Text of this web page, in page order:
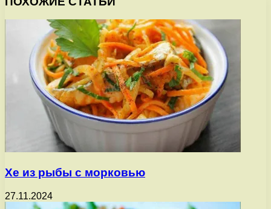
Хе из рыбы с морковью
27.11.2024